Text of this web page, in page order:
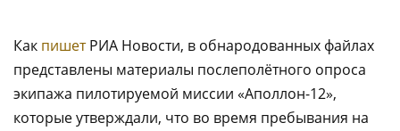
Как пишетРИА Новости, в обнародованных файлах
представлены материалы послеполётного опроса
экипажа пилотируемой миссии «Аполлон-12»,
которые утверждали, что во время пребывания на